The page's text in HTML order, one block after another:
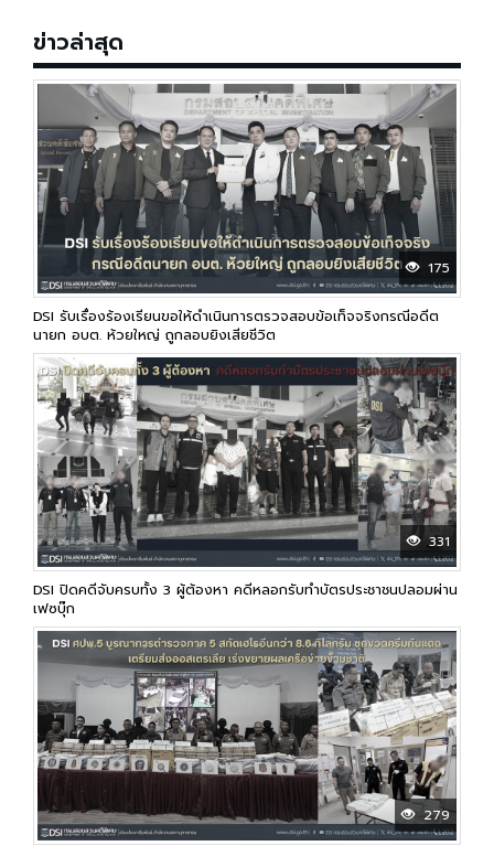
ข่าวล่าสุด
175
DSI รับเรื่องร้องเรียนขอให้ดำเนินการตรวจสอบข้อเท็จจริงกรณีอดีต
นายก อบต. ห้วยใหญ่ ถูกลอบยิงเสียชีวิต
331
DSI ปิดคดีจับครบทั้ง 3 ผู้ต้องหา คดีหลอกรับทำบัตรประชาชนปลอมผ่าน
เฟซบุ๊ก
279